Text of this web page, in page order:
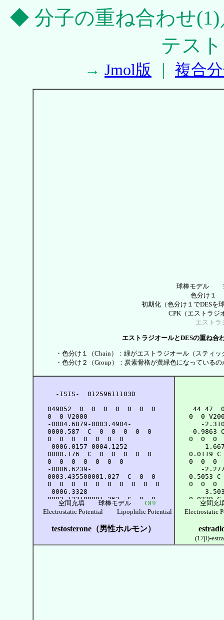
◆ 分子の重ね合わせ(1)
テス
→ Jmol版 複合
球棒モデル
色分け１
初期化（色分け１でDES
CPK（エストラジ
エストラ
エストラジオールとDESの重ね合
・色分け１（Chain）：緑がエストラジオール（スティ
・色分け２（Group）：炭素骨格が黄緑色になっている
空間充填 球棒モデル
OFF
Electrostatic Potential
Lipophilic Potential
testosterone（男性ホルモン）
空間
Electrostatic
(17β)-